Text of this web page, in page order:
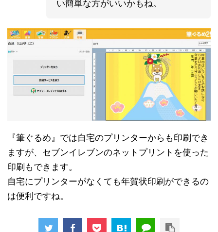
い簡単な方がいいかもね。
『筆ぐるめ』では自宅のプリンターからも印刷でき
ますが、セブンイレブンのネットプリントを使った
印刷もできます。
自宅にプリンターがなくても年賀状印刷ができるの
は便利ですね。